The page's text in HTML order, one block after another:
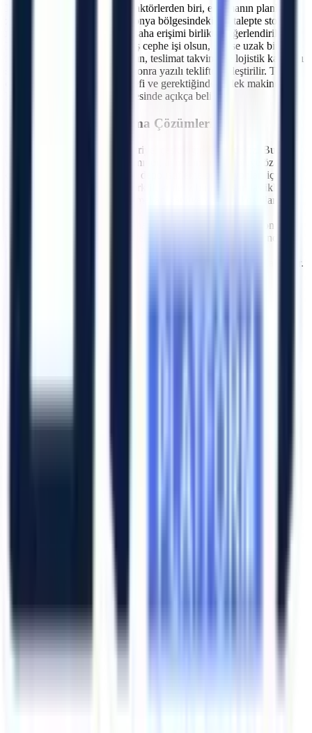
Makine kiralamada en kritik faktörlerden biri, ekipmanın planlanan
Konya bölgesindeki her talepte stok,
makine tipi, nakliye rotası ve saha erişimi birlikte değerlendirilir.
İster şehir merkezindeki bir dış cephe işi olsun, isterse uzak bir
ilçedeki fabrika kurulumu olsun, teslimat takvimi ve lojistik kapsamı
saha bilgileri doğrulandıktan sonra yazılı teklifte netleştirilir. Teknik
destek saatleri, müdahale hedefi ve gerektiğinde yedek makine
koşulları da kiralama sözleşmesinde açıkça belirtilir.
Sektörlere Özel Kiralama Çözümleri
ve çevresindeki endüstriyel çeşitliliğin farkındayız. Bu
nedenle sadece makine kiralamıyor, aynı zamanda projeye özel
danışmanlık veriyoruz. Kapalı depo istifleme operasyonları için
sessiz ve emisyonsuz akülü forkliftler ile iz bırakmayan lastikli
makaslı platformlar; zorlu dış mekan, şantiye ve arazi koşulları için
seçenekleri sunuyoruz. Kiralanacak makinenin periyodik kontrol,
uygunluk ve sigorta belgeleri teklif aşamasında makine bazında
projeleriniz için operatörlü kiralama seçeneği de ayrıca planlanabilir.
Hızlı Erişim